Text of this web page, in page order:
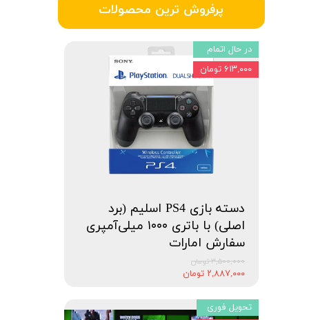
دسته بازی PS4 اسلیم (برد
اصلی) با باتری ۱۰۰۰ میلی‌آمپری
سفارش امارات
۳,۵۰۰,۰۰۰ تومان
۲,۸۸۷,۰۰۰ تومان
در حال اتمام
۶۱۳,۰۰۰ تومان
تحویل فوری
پرفروش ترین محصولات